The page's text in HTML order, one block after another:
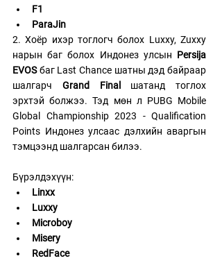
F1
ParaJin
2. Хоёр ихэр тоглогч болох Luxxy, Zuxxy
нарын баг болох Индонез улсын Persija
EVOS баг Last Chance шатны дэд байраар
шалгарч Grand Final
шатанд тоглох
эрхтэй болжээ. Тэд мөн л PUBG Mobile
Global Championship 2023 - Qualification
Points Индонез улсаас дэлхийн аваргын
тэмцээнд шалгарсан билээ.
Бүрэлдэхүүн:
Linxx
Luxxy
Microboy
Misery
RedFace